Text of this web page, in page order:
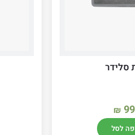
סלידר
₪
לסל